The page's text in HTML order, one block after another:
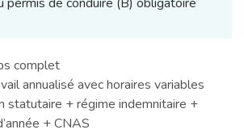
complet
annualisé avec horaires variables
statutaire + régime indemnitaire +
+ CNAS